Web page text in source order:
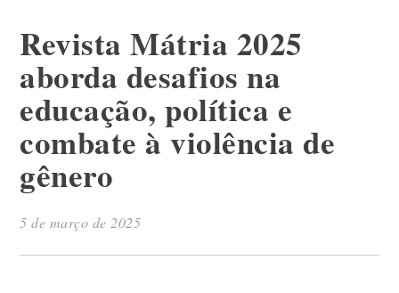
Revista Mátria 2025
aborda desafios na
educação, política e
combate à violência de
gênero
5 de março de 2025